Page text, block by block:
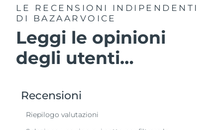
LE RECENSIONI INDIPENDENTI
DI BAZAARVOICE
Leggi le opinioni
degli utenti…